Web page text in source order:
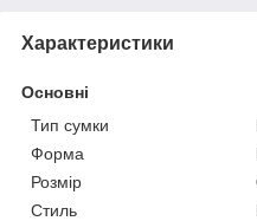
Характеристики
Основні
Тип сумки
Форма
Розмір
Стиль